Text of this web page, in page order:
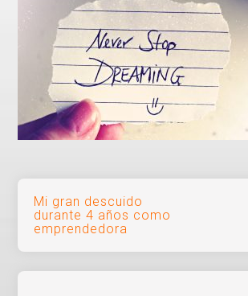
Navegación
de
entradas
Mi gran descuido
durante 4 años como
emprendedora